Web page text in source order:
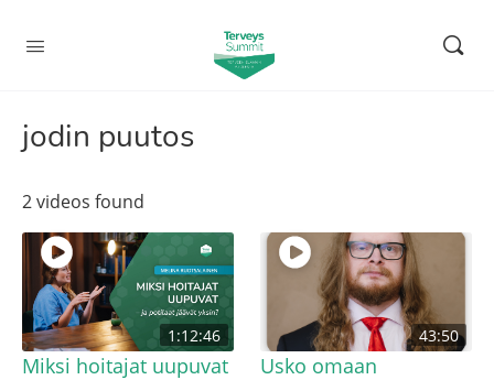
jodin puutos
2 videos found
1:12:46
Miksi hoitajat uupuvat
43:50
Usko omaan